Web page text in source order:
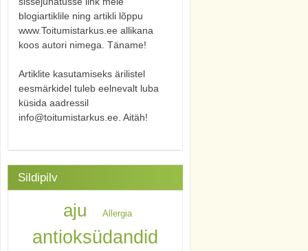
blogiartiklile ning artikli lõppu
www.Toitumistarkus.ee allikana
koos autori nimega. Täname!
Artiklite kasutamiseks ärilistel
eesmärkidel tuleb eelnevalt luba
küsida aadressil
info@toitumistarkus.ee. Aitäh!
Sildipilv
aju Allergia
antioksüdandid